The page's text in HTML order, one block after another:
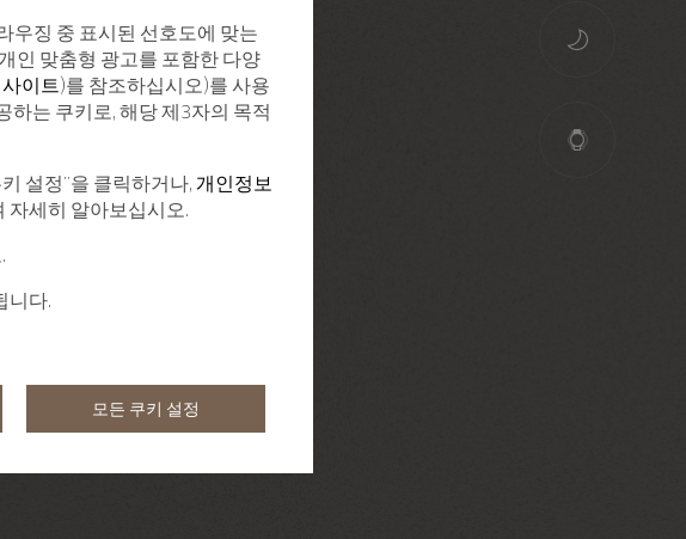
우징 중 표시된 선호도에 맞는
인 맞춤형 광고를 포함한 다양
이트)를 참조하십시오)를 사용
하는 쿠키로, 해당 제3자의 목적
설정"을 클릭하거나, 개인정보
자세히 알아보십시오.
니다.
모든 쿠키 설정